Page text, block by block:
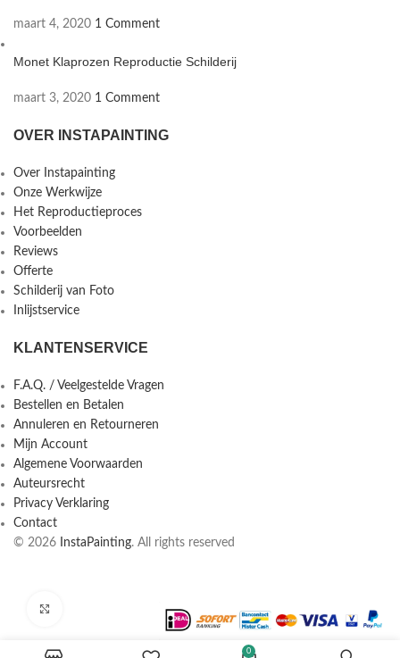
maart 4, 2020 1 Comment
Monet Klaprozen Reproductie Schilderij
maart 3, 2020 1 Comment
OVER INSTAPAINTING
Over Instapainting
Onze Werkwijze
Het Reproductieproces
Voorbeelden
Reviews
Offerte
Schilderij van Foto
Inlijstservice
KLANTENSERVICE
F.A.Q. / Veelgestelde Vragen
Bestellen en Betalen
Annuleren en Retourneren
Mijn Account
Algemene Voorwaarden
Auteursrecht
Privacy Verklaring
Contact
© 2026
InstaPainting. All rights reserved
0